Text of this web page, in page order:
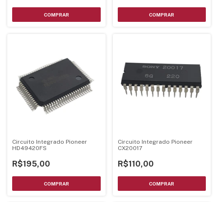
Circuito Integrado Pioneer
HD49420FS
R$195,00
Circuito Integrado Pioneer
CX20017
R$110,00